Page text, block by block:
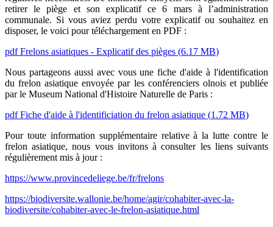
retirer le piège et son explicatif ce 6 mars à l’administration
communale. Si vous aviez perdu votre explicatif ou souhaitez en
disposer, le voici pour téléchargement en PDF :
pdfFrelons asiatiques - Explicatif des pièges (6.17 MB)
Nous partageons aussi avec vous une fiche d'aide à l'identification
du frelon asiatique envoyée par les conférenciers olnois et publiée
par le Museum National d'Histoire Naturelle de Paris :
pdfFiche d'aide à l'identificiation du frelon asiatique (1.72 MB)
Pour toute information supplémentaire relative à la lutte contre le
frelon asiatique, nous vous invitons à consulter les liens suivants
régulièrement mis à jour :
https://www.provincedeliege.be/fr/frelons
https://biodiversite.wallonie.be/home/agir/cohabiter-avec-la-
biodiversite/cohabiter-avec-le-frelon-asiatique.html